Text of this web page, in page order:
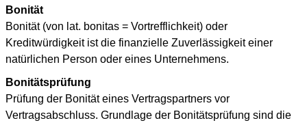
Bonität
Bonität (von lat. bonitas = Vortrefflichkeit) oder
Kreditwürdigkeit ist die finanzielle Zuverlässigkeit einer
natürlichen Person oder eines Unternehmens.
Bonitätsprüfung
Prüfung der Bonität eines Vertragspartners vor
Vertragsabschluss. Grundlage der Bonitätsprüfung sind die